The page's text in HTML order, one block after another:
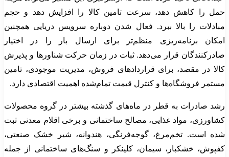
حمل را کاهش دهد، سرعت تامین کالا را افزایش دهد و حجم
مبادلات را بالا ببرد. فعال شدن دوباره سرویس دریایی همچنین
امکان برنامه‌ریزی منظم‌تر برای ارسال بار را در اختیار
صادرکنندگان قرار می‌دهد. ثبات در زمان حرکت شناورها و پذیرش
کالا در مقصد، برای قراردادهای فروش، مدیریت موجودی، تامین
مستمر فروشگاه‌ها و کنترل قیمت تمام‌شده اهمیت اقتصادی دارد.
رشد صادرات به قطر در ماه‌های گذشته بیشتر در گروه محصولات
کشاورزی، مواد غذایی، مصالح ساختمانی و برخی اقلام معدنی ثبت
شده است. تخم‌مرغ، گوجه‌فرنگی، هندوانه، شیر خشک صنعتی،
کفپوش، خشکبار، سیمان، کلینکر و سنگ‌های ساختمانی از جمله